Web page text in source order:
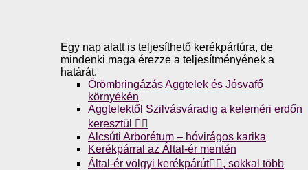
Egy nap alatt is teljesíthető kerékpártúra, de
mindenki maga érezze a teljesítményének a
határát.
Örömbringázás Aggtelek és Jósvafő
környékén
Aggtelektől Szilvásváradig a keleméri erdőn
keresztül 🚴‍♀️
Alcsúti Arborétum – hóvirágos karika
Kerékpárral az Által-ér mentén
Által-ér völgyi kerékpárút🚴‍♀️, sokkal több